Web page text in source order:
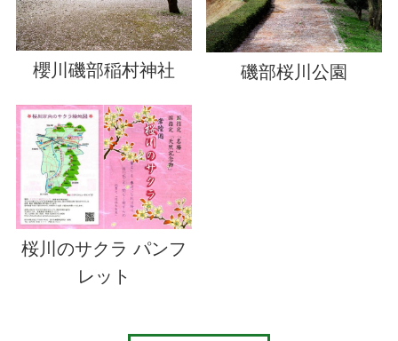
櫻川磯部稲村神社 磯部桜川公園
桜川のサクラ パンフ
レット